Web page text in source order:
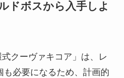
ドボスから入手しよ
クーヴァキコア」は、レ
必要になるため、計画的